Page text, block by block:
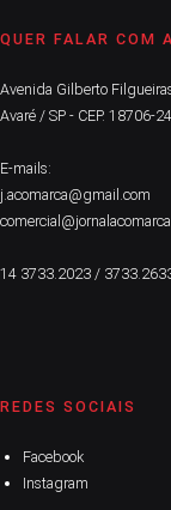
QUER FALAR COM
Avenida Gilberto
Avaré / SP - CEP. 18706-
E-mails:
j.acomarca@gmail.com
14 3733.2023 /
REDES SOCIAIS
Facebook
Instagram